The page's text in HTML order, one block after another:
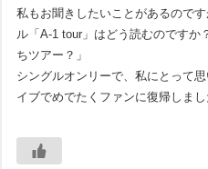
私もお聞きしたいことがあるので
ル「A-1 tour」はどう読むのです
ちツアー？」
シングルオンリーで、私にとって
イブでめでたくファンに復帰しまし